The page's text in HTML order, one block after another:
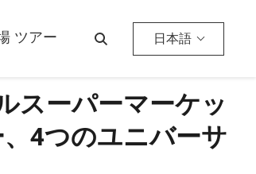
ツアー 日本語
スーパーマーケッ
4つのユニバーサ